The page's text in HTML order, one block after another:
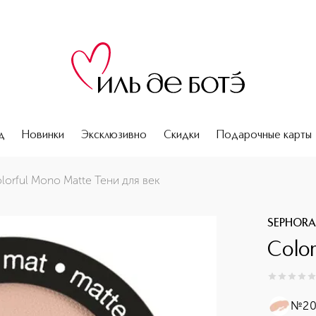
Новинки Эксклюзивно Скидки Подарочные карты
Mono Matte Тени для век
0из 0